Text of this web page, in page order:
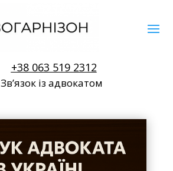
+38 063 519 2312
Звʼязок із адвокатом